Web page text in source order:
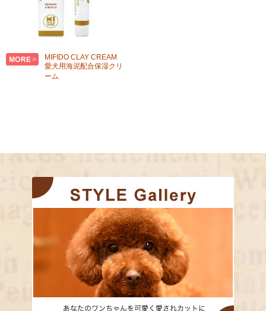
MIFIDO CLAY CREAM
愛犬用海泥配合保湿クリ
ーム